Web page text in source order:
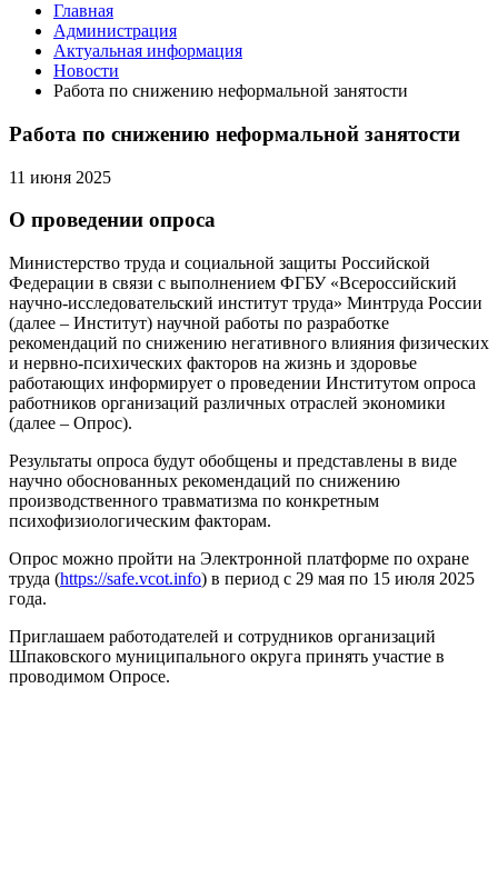
Главная
Администрация
Актуальная информация
Новости
Работа по снижению неформальной занятости
Работа по снижению неформальной занятости
11 июня 2025
О проведении опроса
Министерство труда и социальной защиты Российской
Федерации в связи с выполнением ФГБУ «Всероссийский
научно-исследовательский институт труда» Минтруда России
(далее – Институт) научной работы по разработке
рекомендаций по снижению негативного влияния физических
и нервно-психических факторов на жизнь и здоровье
работающих информирует о проведении Институтом опроса
работников организаций различных отраслей экономики
(далее – Опрос).
Результаты опроса будут обобщены и представлены в виде
научно обоснованных рекомендаций по снижению
производственного травматизма по конкретным
психофизиологическим факторам.
Опрос можно пройти на Электронной платформе по охране
труда (https://safe.vcot.info) в период с 29 мая по 15 июля 2025
года.
Приглашаем работодателей и сотрудников организаций
Шпаковского муниципального округа принять участие в
проводимом Опросе.